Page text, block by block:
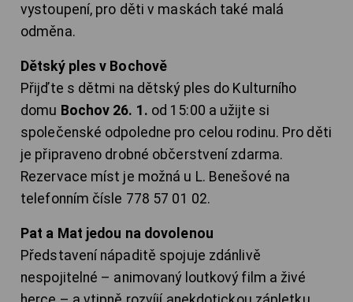
vystoupení, pro děti v maskách také malá
odměna.
Dětský ples v Bochově
Přijďte s dětmi na dětský ples do Kulturního
domu Bochov 26. 1. od 15:00 a užijte si
společenské odpoledne pro celou rodinu. Pro děti
je připraveno drobné občerstvení zdarma.
Rezervace míst je možná u L. Benešové na
telefonním čísle 778 57 01 02.
Pat a Mat jedou na dovolenou
Představení nápaditě spojuje zdánlivě
nespojitelné – animovaný loutkový film a živé